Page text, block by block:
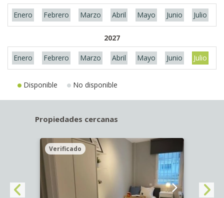
Enero Febrero Marzo Abril Mayo Junio Julio
2027
Enero Febrero Marzo Abril Mayo Junio Julio
Disponible No disponible
Propiedades cercanas
Verificado